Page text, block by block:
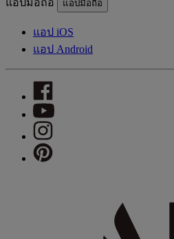
แอปมือถือ แอปมือถือ
แอป iOS
แอป Android